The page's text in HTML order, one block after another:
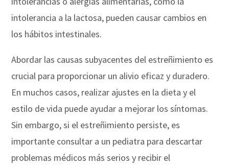
intolerancia a la lactosa, pueden causar cambios en
los hábitos intestinales.
Abordar las causas subyacentes del estreñimiento es
crucial para proporcionar un alivio eficaz y duradero.
En muchos casos, realizar ajustes en la dieta y el
estilo de vida puede ayudar a mejorar los síntomas.
Sin embargo, si el estreñimiento persiste, es
importante consultar a un pediatra para descartar
problemas médicos más serios y recibir el